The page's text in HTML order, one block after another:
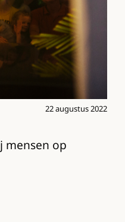
22 augustus 2022
mensen op